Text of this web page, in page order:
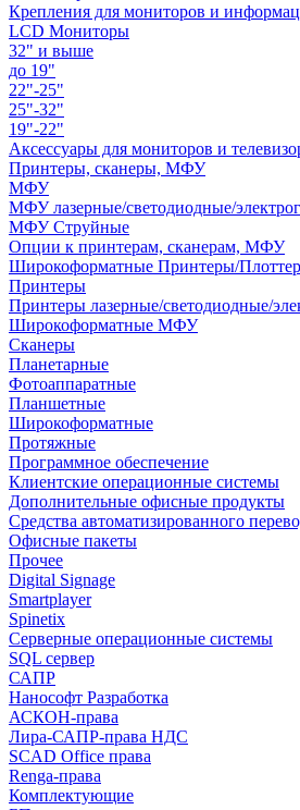
Крепления для мониторов и
LCD Мониторы
32" и выше
до 19"
22"-25"
25"-32"
19"-22"
Аксессуары для мониторов и
Принтеры, сканеры, МФУ
МФУ
МФУ лазерные/светодиодные/
МФУ Струйные
Опции к принтерам, сканерам, МФУ
Широкоформатные Принтеры/
Принтеры
Принтеры лазерные/светодиодные/
Широкоформатные МФУ
Сканеры
Планетарные
Фотоаппаратные
Планшетные
Широкоформатные
Протяжные
Программное обеспечение
Клиентские операционные системы
Дополнительные офисные продукты
Средства автоматизированного
Офисные пакеты
Прочее
Digital Signage
Smartplayer
Spinetix
Серверные операционные системы
SQL сервер
САПР
Нанософт Разработка
АСКОН-права
Лира-САПР-права НДС
SCAD Office права
Renga-права
Комплектующие